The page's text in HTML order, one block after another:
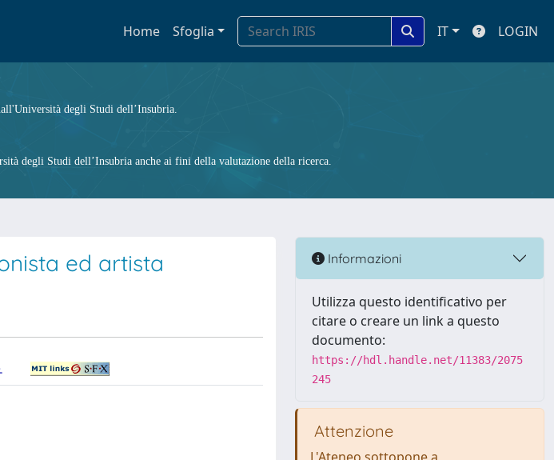
Home Sfoglia IT LOGIN
degli Studi dell’Insubria.
degli Studi dell’Insubria anche ai fini della valutazione della ricerca.
ed artista Informazioni
Utilizza questo identificativo per
citare o creare un link a questo
documento:
https://hdl.handle.net/11383/2075
245
Attenzione